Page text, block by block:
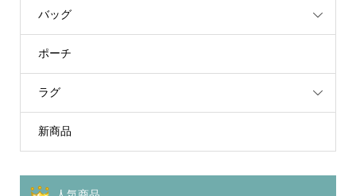
バッグ
ポーチ
ラグ
新商品